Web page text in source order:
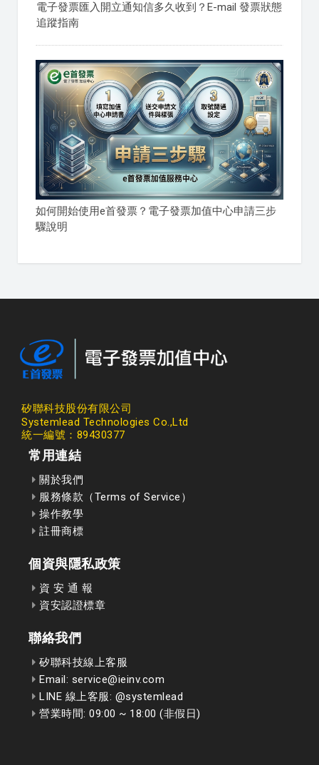
電子發票匯入開立通知信多久收到？E-mail 發票狀態
追蹤指南
如何開始使用e首發票？電子發票加值中心申請三步
驟說明
矽聯科技股份有限公司
Systemlead Technologies Co.,Ltd
統一編號：89430377
常用連結
關於我們
服務條款（Terms of Service）
操作教學
註冊商標
個資與隱私政策
資 安 通 報
資安認證標章
聯絡我們
矽聯科技線上客服
Email: service@ieinv.com
LINE 線上客服: @systemlead
營業時間: 09:00 ~ 18:00 (非假日)